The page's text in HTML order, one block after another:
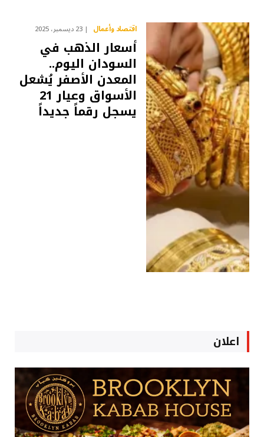
اقتصاد وأعمال 23 ديسمبر، 2025
أسعار الذهب في
السودان اليوم..
المعدن الأصفر يُشعل
الأسواق وعيار 21
يسجل رقماً جديداً
اعلان